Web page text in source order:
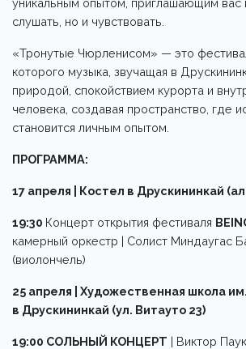
слушать, но и чувствовать.
«Тронутые Чюрленисом» — это
которого музыка, звучащая в
природой, спокойствием курорта и
человека, создавая пространство, где
становится личным опытом.
ПРОГРАММА:
17 апреля | Костел в Друскининкай
19:30 Концерт открытия фестиваля
камерный оркестр | Солист Миндаугас
(виолончель)
25 апреля | Художественная школа
в Друскининкай (ул. Витаутo 23)
19:00 СОЛЬНЫЙ КОНЦЕРТ | Виктор